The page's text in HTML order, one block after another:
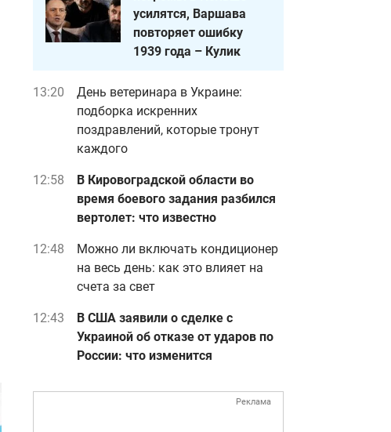
усилятся, Варшава
повторяет ошибку
1939 года – Кулик
13:20
День ветеринара в Украине:
подборка искренних
поздравлений, которые тронут
каждого
12:58
В Кировоградской области во
время боевого задания разбился
вертолет: что известно
12:48
Можно ли включать кондиционер
на весь день: как это влияет на
счета за свет
12:43
В США заявили о сделке с
Украиной об отказе от ударов по
России: что изменится
Реклама